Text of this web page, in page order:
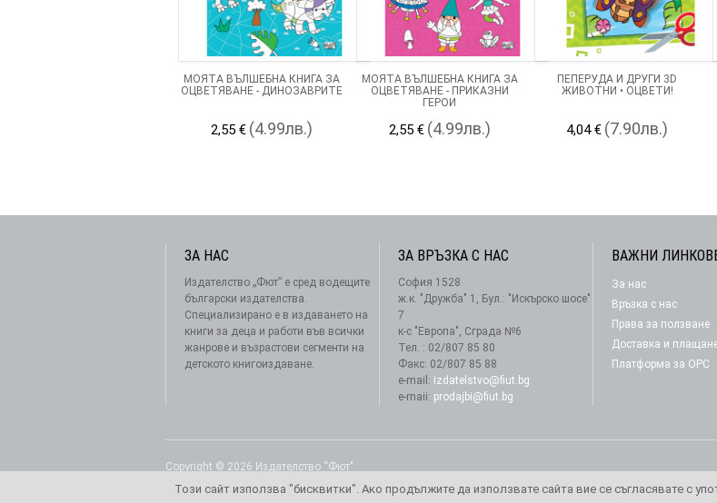
МОЯТА ВЪЛШЕБНА КНИГА ЗА
ОЦВЕТЯВАНЕ - ДИНОЗАВРИТЕ
2,55 € (4.99лв.)
МОЯТА ВЪЛШЕБНА КНИГА ЗА
ОЦВЕТЯВАНЕ - ПРИКАЗНИ
ГЕРОИ
2,55 € (4.99лв.)
ПЕПЕРУДА И ДРУГИ 3D
ЖИВОТНИ • ОЦВЕТИ!
4,04 € (7.90лв.)
АБОНАМЕНТ
ЗА НАС
Издателство „Фют” е сред водещите
български издателства.
Специализирано е в издаването на
книги за деца и работи във всички
жанрове и възрастови сегменти на
детското книгоиздаване.
ЗА ВРЪЗКА С НАС
София 1528
ж.к. "Дружба" 1, Бул.: "Искърско шосе"
7
к-с "Европа", Сграда №6
Тел. : 02/807 85 80
Факс: 02/807 85 88
e-mail: izdatelstvo@fiut.bg
e-maii: prodajbi@fiut.bg
ВАЖНИ
За нас
Връзка с нас
Права за ползване
Доставка и
Платформа за ОРС
Copyright © 2026 Издателство “Фют"
Този сайт използва "бисквитки". Ако продължите да използвате сайта вие се съгласявате с